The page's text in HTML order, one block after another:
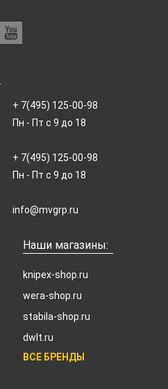
+ 7(495) 125-00-98
Пн - Пт с 9 до 18
+ 7(495) 125-00-98
Пн - Пт с 9 до 18
info@mvgrp.ru
Наши магазины:
knipex-shop.ru
wera-shop.ru
stabila-shop.ru
dwlt.ru
ВСЕ БРЕНДЫ